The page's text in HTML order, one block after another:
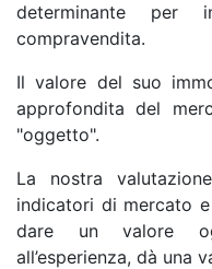
determinante per
compravendita.
Il valore del suo
approfondita del
"oggetto".
La nostra
indicatori di mercato
dare un valore
all’esperienza, dà una